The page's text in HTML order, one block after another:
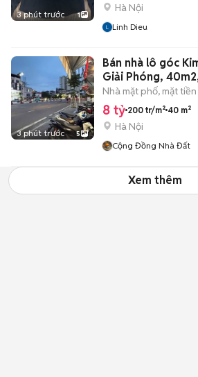
3 phút trước 1
Hà Nội
Linh Dieu
3 phút trước 5
Bán nhà lô góc
Giải Phóng,
Nhà mặt phố, mặt tiền
8 tỷ 200 tr/m² 40 m²
Hà Nội
Cộng Đồng Nhà Đất
Xem thêm